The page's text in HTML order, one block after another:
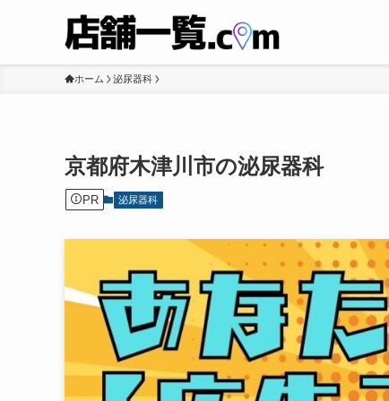
ホーム 泌尿器科
京都府木津川市の泌尿器科
PR 泌尿器科